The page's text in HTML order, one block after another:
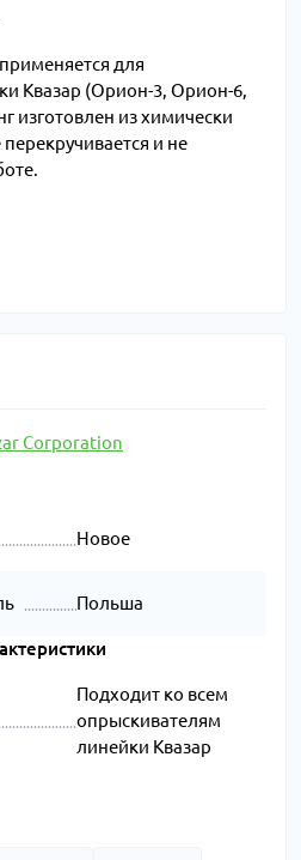
для
Квазар (Орион-3, Орион-6,
изготовлен из химически
и не
Corporation
Новое
Польша
Подходит ко всем
опрыскивателям
линейки Квазар